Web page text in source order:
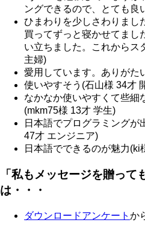
ングできるので、とても良
ひまわりを少しさわりまし
買ってずっと寝かせてまし
い立ちました。これからス
主婦)
愛用しています。ありがた
使いやすそう(石山様 34才
なかなか使いやすくて些細
(mkm75様 13才 学生)
日本語でプログラミングが
47才 エンジニア)
日本語でできるのが魅力(ki
「私もメッセージを贈って
は・・・
ダウンロードアンケート か